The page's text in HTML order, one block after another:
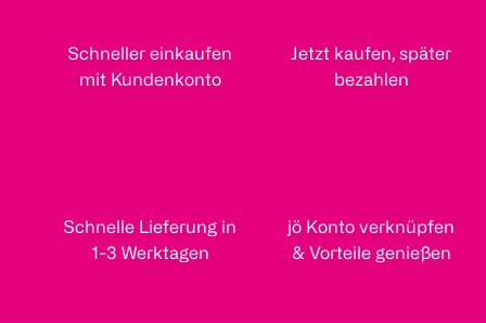
Schneller einkaufen
mit Kundenkonto
Jetzt kaufen, später
bezahlen
Schnelle Lieferung in
1-3 Werktagen
jö Konto verknüpfen
& Vorteile genießen